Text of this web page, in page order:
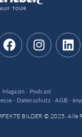
Magazin · Podcast
· Datenschutz·AGB ·
BILDER © 2025. Alle